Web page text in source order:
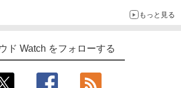
もっと見る
ド Watch をフォローする